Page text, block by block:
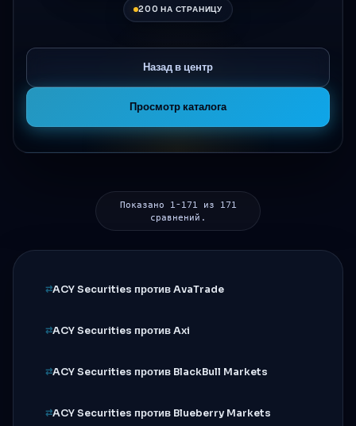
200 НА СТРАНИЦУ
Назад в центр
Просмотр каталога
Показано 1-171 из 171
сравнений.
ACY Securities против AvaTrade
ACY Securities против Axi
ACY Securities против BlackBull Markets
ACY Securities против Blueberry Markets